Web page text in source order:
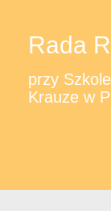
Rada
przy
Krauze w